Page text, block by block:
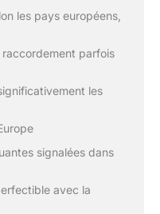
les pays européens,
parfois
les
signalées dans
avec la